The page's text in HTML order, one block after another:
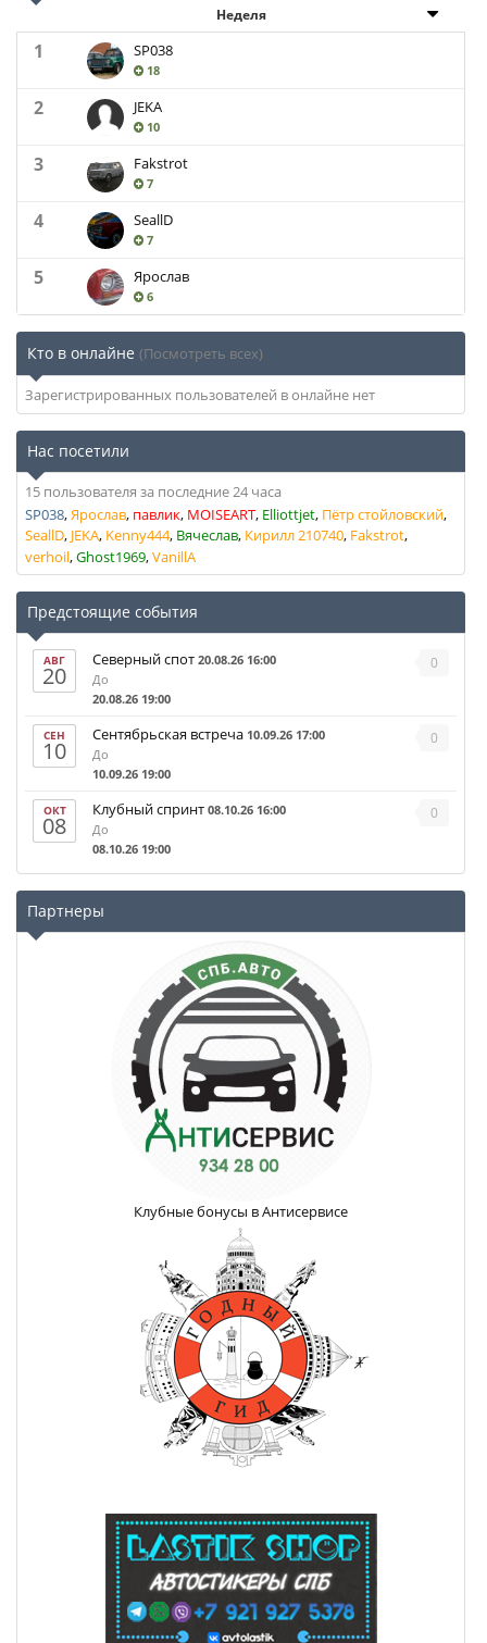
Неделя
1 SP038
18
2 JEKA
10
3 Fakstrot
7
4 SeallD
7
5 Ярослав
6
Кто в онлайне (Посмотреть всех)
Зарегистрированных пользователей в онлайне нет
Нас посетили
15 пользователя за последние 24 часа
SP038 Ярослав павлик MOISEART Elliottjet Пётр стойловский
SeallD JEKA Kenny444 Вячеслав Кирилл 210740 Fakstrot
verhoil Ghost1969 VanillA
Предстоящие события
АВГ
20 0
Северный спот 20.08.26 16:00
До
20.08.26 19:00
СЕН
10 0
Сентябрьская встреча 10.09.26 17:00
До
10.09.26 19:00
ОКТ
08 0
Клубный спринт 08.10.26 16:00
До
08.10.26 19:00
Партнеры
Клубные бонусы в Антисервисе